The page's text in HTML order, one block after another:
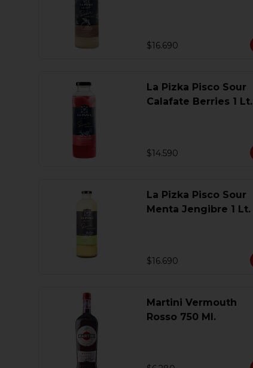
$16.690
La Pizka Pisco Sour
Calafate Berries 1 Lt.
$14.590
La Pizka Pisco Sour
Menta Jengibre 1 Lt.
$16.690
Martini Vermouth
Rosso 750 Ml.